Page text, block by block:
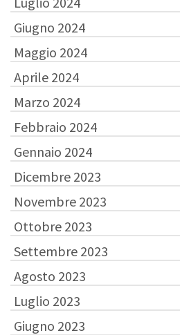
Giugno 2024
Maggio 2024
Aprile 2024
Marzo 2024
Febbraio 2024
Gennaio 2024
Dicembre 2023
Novembre 2023
Ottobre 2023
Settembre 2023
Agosto 2023
Luglio 2023
Giugno 2023